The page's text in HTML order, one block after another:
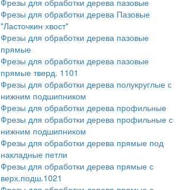
Фрезы для обработки дерева пазовые
Фрезы для обработки дерева Пазовые
"Ласточкин хвост"
Фрезы для обработки дерева пазовые
прямые
Фрезы для обработки дерева пазовые
прямые тверд. 1101
Фрезы для обработки дерева полукруглые с
нижним подшипником
Фрезы для обработки дерева профильные
Фрезы для обработки дерева профильные с
нижним подшипником
Фрезы для обработки дерева прямые под
накладные петли
Фрезы для обработки дерева прямые с
верх.подш.1021